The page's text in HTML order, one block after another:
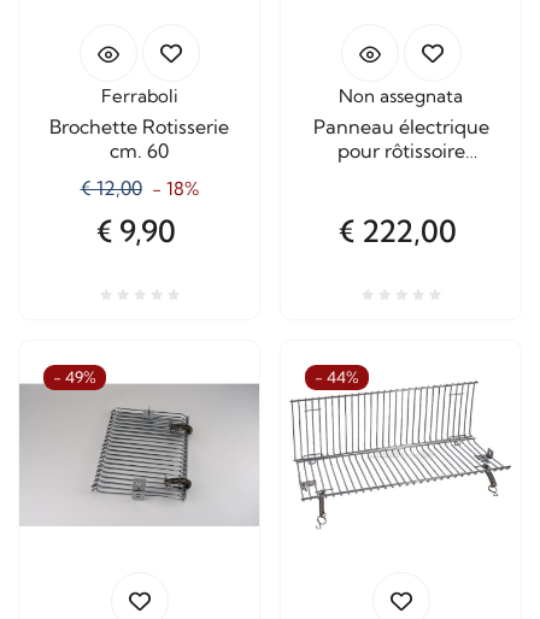
Ferraboli
Brochette Rotisserie
cm. 60
€ 12,00 - 18%
€ 9,90
Non assegnata
Panneau électrique
pour rôtissoire
€ 222,00
- 49% - 44%